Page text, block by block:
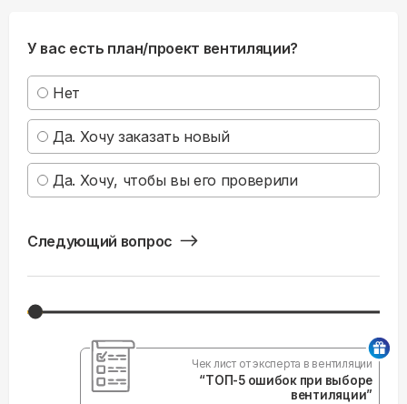
У вас есть план/проект вентиляции?
Нет
Да. Хочу заказать новый
Да. Хочу, чтобы вы его проверили
Следующий вопрос
Чек лист от эксперта в вентиляции
“ТОП-5 ошибок при выборе
вентиляции”